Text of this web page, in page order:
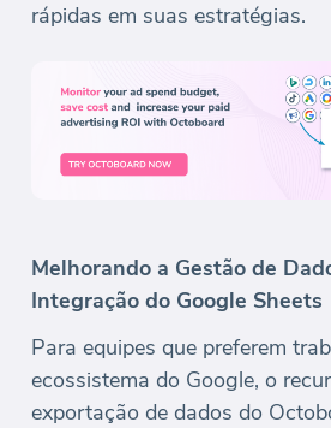
rápidas em suas estratégias.
Melhorando a Gestão de
Integração do Google Sheets
Para equipes que preferem
ecossistema do Google, o
exportação de dados do